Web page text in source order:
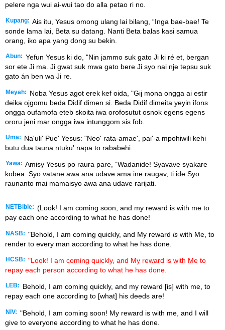
pelere nga wui ai-wui tao do alla petao ri no.
Kupang: Ais itu, Yesus omong ulang lai bilang, “Inga bae-bae! Te
sonde lama lai, Beta su datang. Nanti Beta balas kasi samua
orang, iko apa yang dong su bekin.
Abun: Yefun Yesus ki do, "Nin jammo suk gato Ji ki ré et, bergan
sor ete Ji ma. Ji gwat suk mwa gato bere Ji syo nai nje tepsu suk
gato án ben wa Ji re.
Meyah:
Noba Yesus agot erek kef oida, "Gij mona ongga ai estir
deika ojgomu beda Didif dimen si. Beda Didif dimeita yeyin ifons
ongga oufamofa eteb skoita iwa orofosutut osnok egens egens
ororu jeni mar ongga iwa intunggom sis fob.
Uma:
Na'uli' Pue' Yesus: "Neo' rata-amae', pai'-a mpohiwili kehi
butu dua tauna ntuku' napa to rababehi.
Yawa: Amisy Yesus po raura pare, “Wadanide! Syavave syakare
kobea. Syo vatane awa ana udave ama ine raugav, ti ide Syo
raunanto mai mamaisyo awa ana udave rarijati.
NETBible: (Look! I am coming soon, and my reward is with me to
pay each one according to what he has done!
NASB: "Behold, I am coming quickly, and My reward is with Me, to
render to every man according to what he has done.
HCSB: "Look! I am coming quickly, and My reward is with Me to
repay each person according to what he has done.
LEB:
Behold, I am coming quickly, and my reward [is] with me, to
repay each one according to [what] his deeds are!
NIV: "Behold, I am coming soon! My reward is with me, and I will
give to everyone according to what he has done.